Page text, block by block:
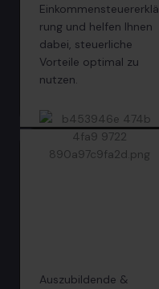
Einkommensteuererklä
rung und helfen Ihnen
dabei, steuerliche
Vorteile optimal zu
nutzen.
Auszubildende &